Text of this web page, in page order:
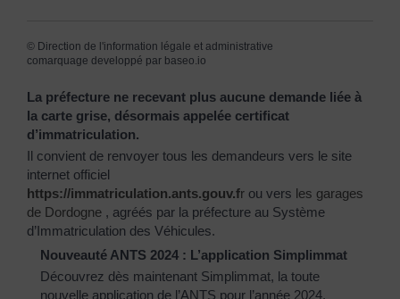
© Direction de l'information légale et administrative
comarquage developpé par baseo.io
La préfecture ne recevant plus aucune demande liée à
la carte grise, désormais appelée certificat
d’immatriculation.
Il convient de renvoyer tous les demandeurs vers le site
internet officiel
https://immatriculation.ants.gouv.fr ou vers les garages
de Dordogne , agréés par la préfecture au Système
d’Immatriculation des Véhicules.
Nouveauté ANTS 2024 : L’application Simplimmat
Découvrez dès maintenant Simplimmat, la toute
nouvelle application de l’ANTS pour l’année 2024.